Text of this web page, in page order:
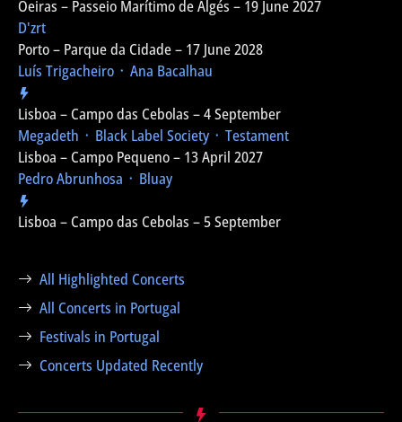
Oeiras – Passeio Marítimo de Algés – 19 June 2027
D'zrt
Porto – Parque da Cidade – 17 June 2028
Luís Trigacheiro ᛫ Ana Bacalhau
Lisboa – Campo das Cebolas – 4 September
Megadeth ᛫ Black Label Society ᛫ Testament
Lisboa – Campo Pequeno – 13 April 2027
Pedro Abrunhosa ᛫ Bluay
Lisboa – Campo das Cebolas – 5 September
All Highlighted Concerts
All Concerts in Portugal
Festivals in Portugal
Concerts Updated Recently